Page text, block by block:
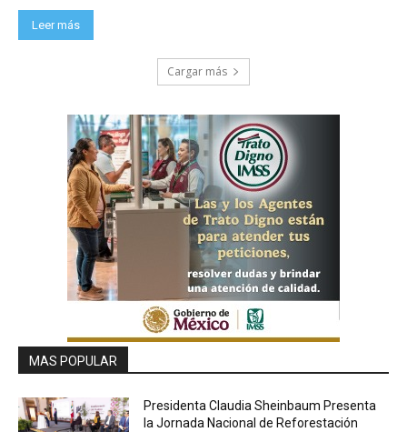
Leer más
Cargar más
MAS POPULAR
Presidenta Claudia Sheinbaum Presenta
la Jornada Nacional de Reforestación